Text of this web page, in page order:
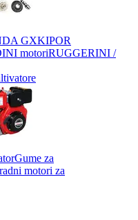
GXKIPOR
motoriRUGGERINI /
Gume za
motori za